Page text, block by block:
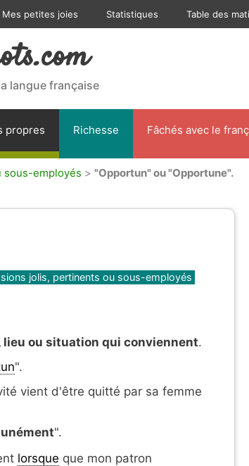
Mes petites joies Statistiques Table des
langue française
propres Richesse Fâchés avec le
sous-employés > "Opportun" ou "Opportune".
jolis, pertinents ou sous-employés
lieu ou situation qui conviennent.
".
vient d'être quitté par sa femme
".
lorsque que mon patron